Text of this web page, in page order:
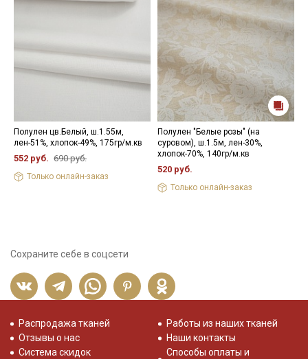
Полулен цв.Белый, ш.1.55м,
лен-51%, хлопок-49%, 175гр/м.кв
552 руб. 690 руб.
Только онлайн-заказ
Полулен "Белые розы" (на
суровом), ш.1.5м, лен-30%,
хлопок-70%, 140гр/м.кв
520 руб.
Только онлайн-заказ
Сохраните себе в соцсети
Распродажа тканей
Отзывы о нас
Система скидок
Работы из наших тканей
Наши контакты
Способы оплаты и